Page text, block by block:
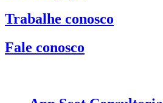
Trabalhe conosco
Fale conosco